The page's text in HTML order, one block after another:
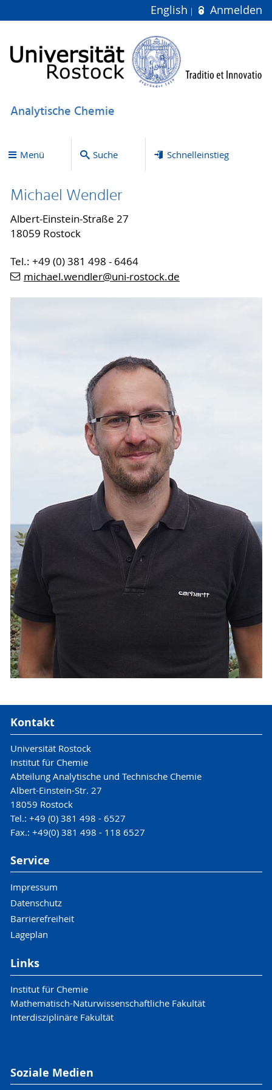
English Anmelden
Analytische Chemie
Menü Suche Schnelleinstieg
Michael Wendler
Albert-Einstein-Straße 27
18059 Rostock
Tel.: +49 (0) 381 498 - 6464
michael.wendler@uni-rostock.de
Kontakt
Universität Rostock
Institut für Chemie
Abteilung Analytische und Technische Chemie
Albert-Einstein-Str. 27
18059 Rostock
Tel.: +49 (0) 381 498 - 6527
Fax.: +49(0) 381 498 - 118 6527
Service
Impressum
Datenschutz
Barrierefreiheit
Lageplan
Links
Institut für Chemie
Mathematisch-Naturwissenschaftliche Fakultät
Interdisziplinäre Fakultät
Soziale Medien